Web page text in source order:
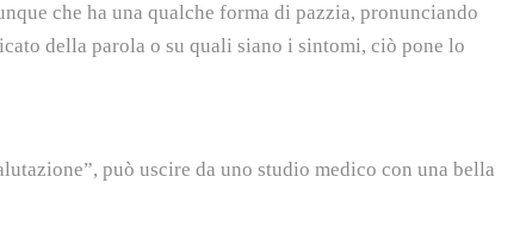
che ha una qualche forma di pazzia, pronunciando
della parola o su quali siano i sintomi, ciò pone lo
può uscire da uno studio medico con una bella